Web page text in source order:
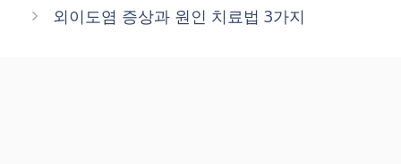
외이도염 증상과 원인 치료법 3가지